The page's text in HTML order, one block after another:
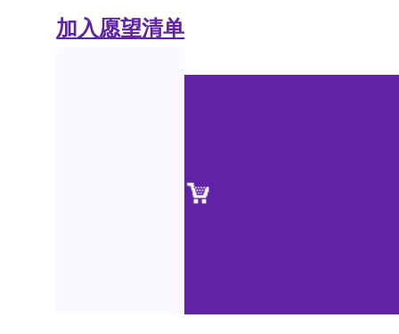
加入愿望清单